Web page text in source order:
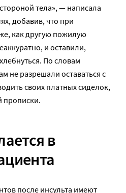
тела», — написала
добавив, что при
как другую пожилую
и оставили,
По словам
не разрешали оставаться с
своих платных сиделок,
прописки.
в
после инсульта имеют